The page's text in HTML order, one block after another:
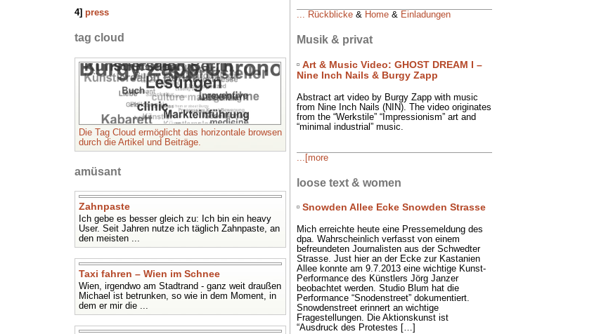
4] press
tag cloud
Die Tag Cloud ermöglicht das horizontale browsen
durch die Artikel und Beiträge.
amüsant
Zahnpaste
Ich gebe es besser gleich zu: Ich bin ein heavy
User. Seit Jahren nutze ich täglich Zahnpaste, an
den meisten ...
Taxi fahren – Wien im Schnee
Wien, irgendwo am Stadtrand - ganz weit draußen
Michael ist betrunken, so wie in dem Moment, in
dem er mir die ...
... Rückblicke & Home & Einladungen
Musik & privat
Art & Music Video: GHOST DREAM I –
Nine Inch Nails & Burgy Zapp
Abstract art video by Burgy Zapp with music
from Nine Inch Nails (NIN). The video originates
from the “Werkstile” “Impressionism” art and
“minimal industrial” music.
...[more
loose text & women
Snowden Allee Ecke Snowden Strasse
Mich erreichte heute eine Pressemeldung des
dpa. Wahrscheinlich verfasst von einem
befreundeten Journalisten aus der Schwedter
Strasse. Just hier an der Ecke zur Kastanien
Allee konnte am 9.7.2013 eine wichtige Kunst-
Performance des Künstlers Jörg Janzer
beobachtet werden. Studio Blum hat die
Performance “Snodenstreet” dokumentiert.
Snowdenstreet erinnert an wichtige
Fragestellungen. Die Aktionskunst ist
“Ausdruck des Protestes […]